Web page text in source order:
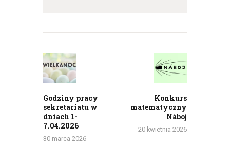
wpisu
Godziny pracy
sekretariatu w
dniach 1-
7.04.2026
30 marca 2026
Konkurs
matematyczny
Náboj
20 kwietnia 2026